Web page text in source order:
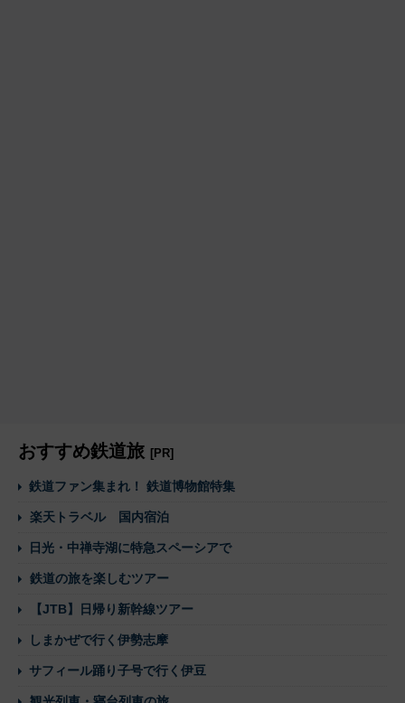
おすすめ鉄道旅 [PR]
鉄道ファン集まれ！ 鉄道博物館特集
楽天トラベル 国内宿泊
日光・中禅寺湖に特急スペーシアで
鉄道の旅を楽しむツアー
【JTB】日帰り新幹線ツアー
しまかぜで行く伊勢志摩
サフィール踊り子号で行く伊豆